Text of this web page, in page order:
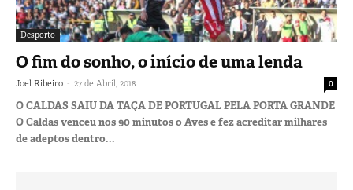
Desporto
O fim do sonho, o início de uma lenda
Joel Ribeiro - 27 de Abril, 2018 0
O CALDAS SAIU DA TAÇA DE PORTUGAL PELA PORTA GRANDE
O Caldas venceu nos 90 minutos o Aves e fez acreditar milhares
de adeptos dentro...